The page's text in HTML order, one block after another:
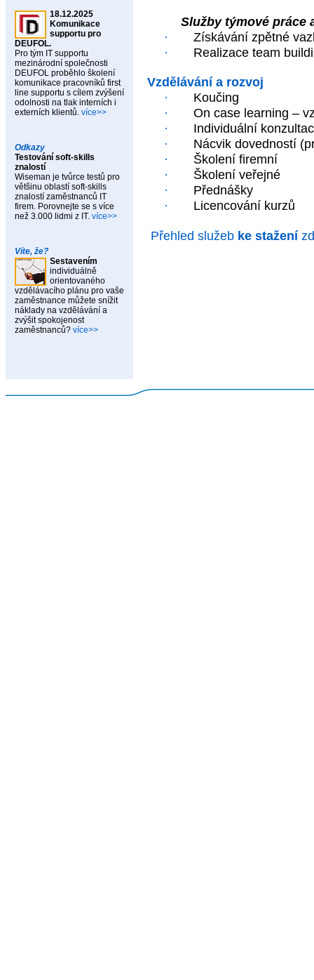
18.12.2025
Komunikace
supportu pro
DEUFOL.
Pro tým IT supportu
mezinárodní společnosti
DEUFOL proběhlo školení
komunikace pracovníků first
line supportu s cílem zvýšení
odolnosti na tlak interních i
externích klientů. více>>
Odkazy
Testování soft-skills
znalostí
Wiseman je tvůrce testů pro
většinu oblastí soft-skills
znalostí zaměstnanců IT
firem. Porovnejte se s více
než 3.000 lidmi z IT. více>>
Víte, že?
Sestavením
individuálně
orientovaného
vzdělávacího plánu pro vaše
zaměstnance můžete snížit
náklady na vzdělávání a
zvýšit spokojenost
zaměstnanců? více>>
Služby týmové práce
·
Získávání zpětné
·
Realizace team
Vzdělávání a rozvoj
·
Koučing
·
On case learning –
·
Individuální
·
Nácvik dovedností
·
Školení firemní
·
Školení veřejné
·
Přednášky
·
Licencování kurzů
Přehled služeb ke stažení